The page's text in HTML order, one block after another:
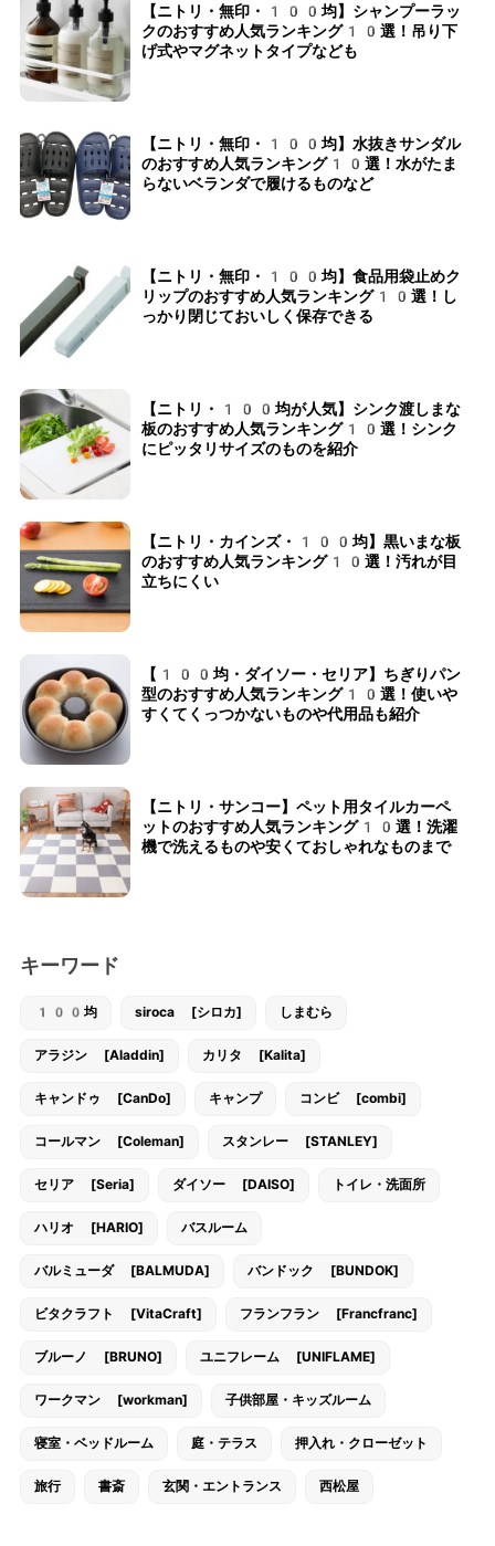
【ニトリ・無印・100均】シャンプーラッ
クのおすすめ人気ランキング10選！吊り下
げ式やマグネットタイプなども
【ニトリ・無印・100均】水抜きサンダル
のおすすめ人気ランキング10選！水がたま
らないベランダで履けるものなど
【ニトリ・無印・100均】食品用袋止めク
リップのおすすめ人気ランキング10選！し
っかり閉じておいしく保存できる
【ニトリ・100均が人気】シンク渡しまな
板のおすすめ人気ランキング10選！シンク
にピッタリサイズのものを紹介
【ニトリ・カインズ・100均】黒いまな板
のおすすめ人気ランキング10選！汚れが目
立ちにくい
【100均・ダイソー・セリア】ちぎりパン
型のおすすめ人気ランキング10選！使いや
すくてくっつかないものや代用品も紹介
【ニトリ・サンコー】ペット用タイルカーペ
ットのおすすめ人気ランキング10選！洗濯
機で洗えるものや安くておしゃれなものまで
キーワード
100均 siroca [シロカ] しまむら
アラジン [Aladdin] カリタ [Kalita]
キャンドゥ [CanDo] キャンプ コンビ [combi]
コールマン [Coleman] スタンレー [STANLEY]
セリア [Seria] ダイソー [DAISO] トイレ・洗面所
ハリオ [HARIO] バスルーム
バルミューダ [BALMUDA] バンドック [BUNDOK]
ビタクラフト [VitaCraft] フランフラン [Francfranc]
ブルーノ [BRUNO] ユニフレーム [UNIFLAME]
ワークマン [workman] 子供部屋・キッズルーム
寝室・ベッドルーム 庭・テラス 押入れ・クローゼット
旅行 書斎 玄関・エントランス 西松屋